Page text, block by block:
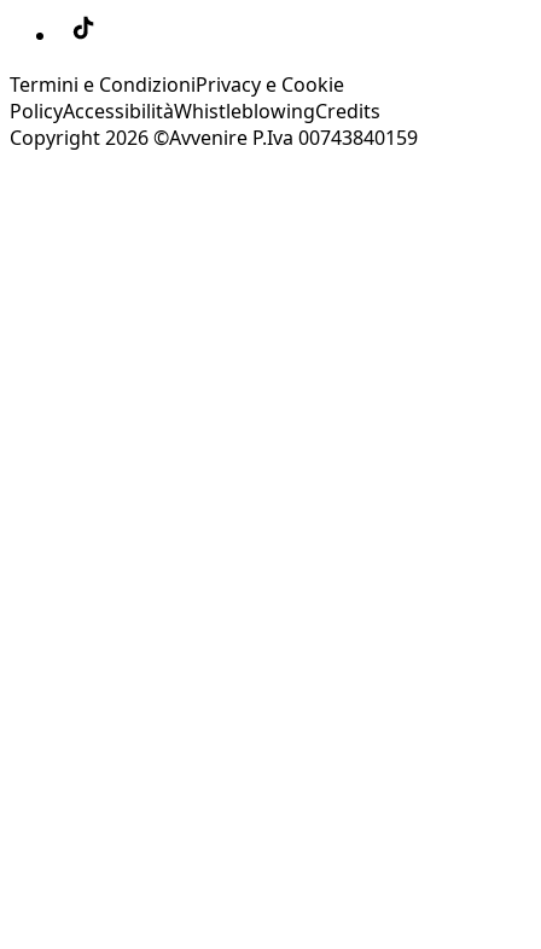
Termini e CondizioniPrivacy e Cookie
PolicyAccessibilitàWhistleblowingCredits
Copyright 2026 ©Avvenire P.Iva 00743840159